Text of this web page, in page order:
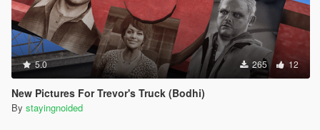
5.0 265 12
New Pictures For Trevor's Truck (Bodhi)
By stayingnoided